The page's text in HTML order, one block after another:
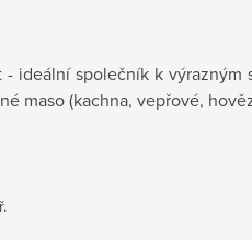
společník k
maso (kachna, vepřové,